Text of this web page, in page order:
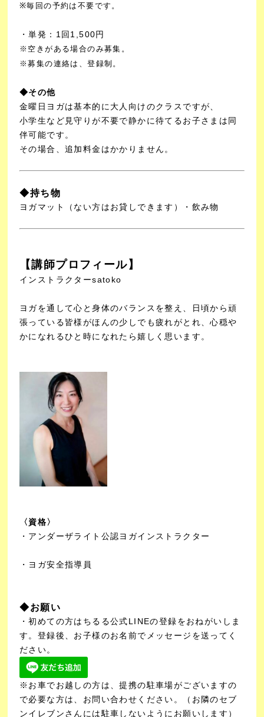
※毎回の予約は不要です。
・単発：1回1,500円
※空きがある場合のみ募集。
※募集の連絡は、登録制。
◆その他
金曜日ヨガは基本的に大人向けのクラスですが、
小学生など見守りが不要で静かに待てるお子さまは同
伴可能です。
その場合、追加料金はかかりません。
◆持ち物
ヨガマット（ない方はお貸しできます）・飲み物
【講師プロフィール】
インストラクターsatoko
ヨガを通して心と身体のバランスを整え、日頃から頑
張っている皆様がほんの少しでも疲れがとれ、心穏や
かになれるひと時になれたら嬉しく思います。
〈資格〉
・アンダーザライト公認ヨガインストラクター
・ヨガ安全指導員
◆お願い
・初めての方はちるる公式LINEの登録をおねがいしま
す。登録後、お子様のお名前でメッセージを送ってく
ださい。
※お車でお越しの方は、提携の駐車場がございますの
で必要な方は、お問い合わせください。 （お隣のセブ
ンイレブンさんには駐車しないようにお願いします）